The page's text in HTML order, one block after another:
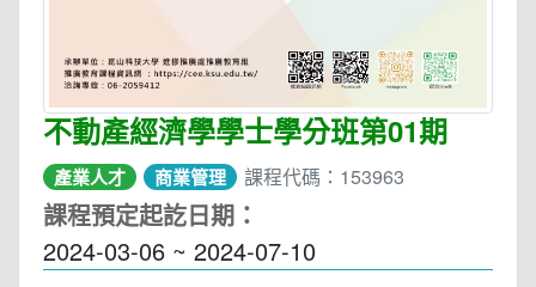
不動產經濟學學士學分班第01期
產業人才 商業管理 課程代碼：153963
課程預定起訖日期：
2024-03-06 ~ 2024-07-10